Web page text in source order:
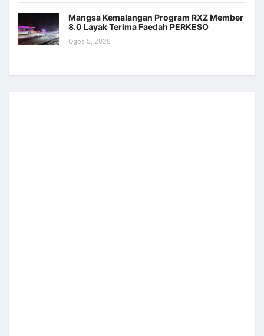
Mangsa Kemalangan Program RXZ Member
8.0 Layak Terima Faedah PERKESO
Ogos 5, 2026